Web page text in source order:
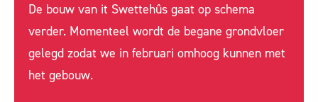
De bouw van it Swettehûs gaat op schema
verder. Momenteel wordt de begane grondvloer
gelegd zodat we in februari omhoog kunnen met
het gebouw.